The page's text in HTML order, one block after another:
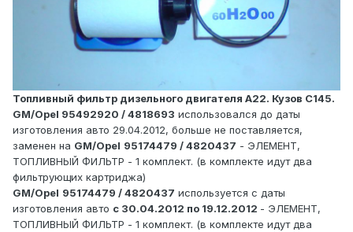
Топливный фильтр дизельного двигателя А22. Кузов С145.
GM/Opel 95492920 / 4818693 использовался до даты
изготовления авто 29.04.2012, больше не поставляется,
заменен на GM/Opel 95174479 / 4820437 - ЭЛЕМЕНТ,
ТОПЛИВНЫЙ ФИЛЬТР - 1 комплект. (в комплекте идут два
фильтрующих картриджа)
GM/Opel 95174479 / 4820437 используется с даты
изготовления авто с 30.04.2012 по 19.12.2012 - ЭЛЕМЕНТ,
ТОПЛИВНЫЙ ФИЛЬТР - 1 комплект. (в комплекте идут два